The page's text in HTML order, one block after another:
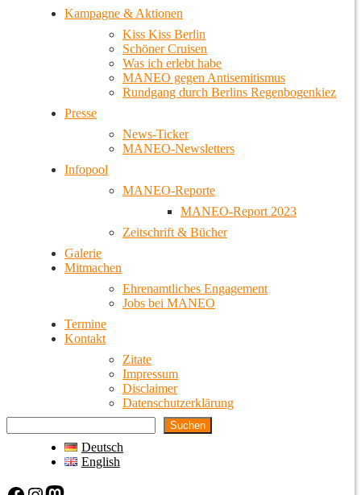
Kampagne & Aktionen
Kiss Kiss Berlin
Schöner Cruisen
Was ich erlebt habe
MANEO gegen Antisemitismus
Rundgang durch Berlins Regenbogenkiez
Presse
News-Ticker
MANEO-Newsletters
Infopool
MANEO-Reporte
MANEO-Report 2023
Zeitschrift & Bücher
Galerie
Mitmachen
Ehrenamtliches Engagement
Jobs bei MANEO
Termine
Kontakt
Zitate
Impressum
Disclaimer
Datenschutzerklärung
Suchen
Deutsch
English